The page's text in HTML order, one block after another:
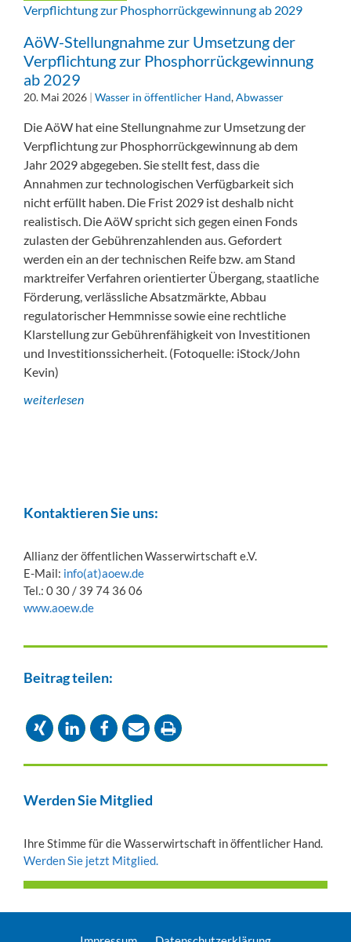
AöW-Stellungnahme zur Umsetzung der
Verpflichtung zur Phosphorrückgewinnung
ab 2029
20. Mai 2026 | Wasser in öffentlicher Hand,Abwasser
Die AöW hat eine Stellungnahme zur Umsetzung der
Verpflichtung zur Phosphorrückgewinnung ab dem
Jahr 2029 abgegeben. Sie stellt fest, dass die
Annahmen zur technologischen Verfügbarkeit sich
nicht erfüllt haben. Die Frist 2029 ist deshalb nicht
realistisch. Die AöW spricht sich gegen einen Fonds
zulasten der Gebührenzahlenden aus. Gefordert
werden ein an der technischen Reife bzw. am Stand
marktreifer Verfahren orientierter Übergang, staatliche
Förderung, verlässliche Absatzmärkte, Abbau
regulatorischer Hemmnisse sowie eine rechtliche
Klarstellung zur Gebührenfähigkeit von Investitionen
und Investitionssicherheit. (Fotoquelle: iStock/John
Kevin)
weiterlesen
Kontaktieren Sie uns:
Allianz der öffentlichen Wasserwirtschaft e.V.
E-Mail: info(at)aoew.de
Tel.: 0 30 / 39 74 36 06
www.aoew.de
Beitrag teilen:
Werden Sie Mitglied
Ihre Stimme für die Wasserwirtschaft in öffentlicher Hand.
Werden Sie jetzt Mitglied.